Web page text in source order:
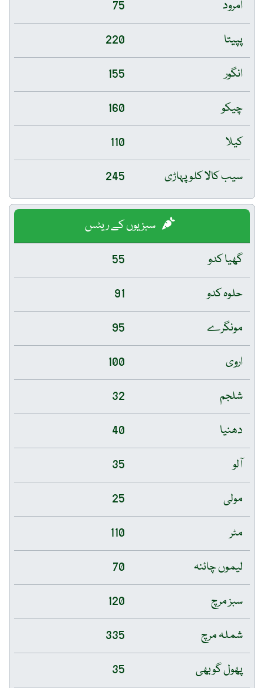
امرود
75
پپیتا
220
انگور
155
چیکو
160
کیلا
110
سیب کالا کلو پہاڑی
245
سبزیوں کے ریٹس
گھیا کدو
55
حلوہ کدو
91
مونگرے
95
اروی
100
شلجم
32
دھنیا
40
آلو
35
مولی
25
مٹر
110
لیموں چائنہ
70
سبز مرچ
120
شملہ مرچ
335
پھول گوبھی
35